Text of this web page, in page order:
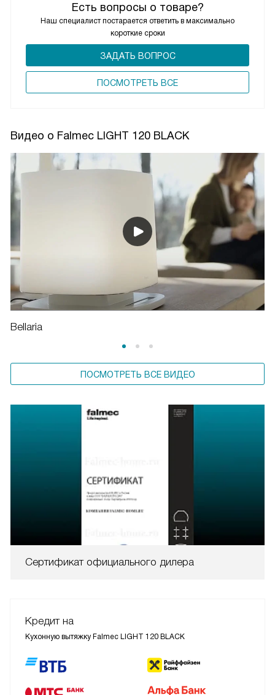
Есть вопросы о товаре?
Наш специалист постарается ответить в максимально
короткие сроки
ЗАДАТЬ ВОПРОС
ПОCМОТРЕТЬ ВСЕ
Видео о Falmec LIGHT 120 BLACK
Bellaria
ПОСМОТРЕТЬ ВСЕ ВИДЕО
Сертификат официального дилера
Кредит на
Кухонную вытяжку Falmec LIGHT 120 BLACK